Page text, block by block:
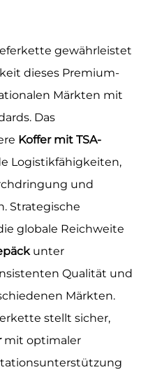
gewährleistet
dieses Premium-
Märkten mit
Das
Koffer mit TSA-
Logistikfähigkeiten,
und
Strategische
globale Reichweite
unter
Qualität und
Märkten.
stellt sicher,
mit optimaler